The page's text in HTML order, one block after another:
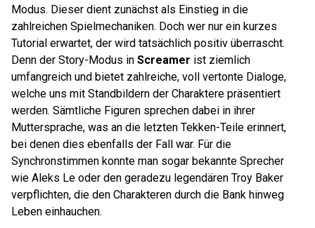
Modus. Dieser dient zunächst als Einstieg in die
zahlreichen Spielmechaniken. Doch wer nur ein kurzes
Tutorial erwartet, der wird tatsächlich positiv überrascht.
Denn der Story-Modus in Screamer ist ziemlich
umfangreich und bietet zahlreiche, voll vertonte Dialoge,
welche uns mit Standbildern der Charaktere präsentiert
werden. Sämtliche Figuren sprechen dabei in ihrer
Muttersprache, was an die letzten Tekken-Teile erinnert,
bei denen dies ebenfalls der Fall war. Für die
Synchronstimmen konnte man sogar bekannte Sprecher
wie Aleks Le oder den geradezu legendären Troy Baker
verpflichten, die den Charakteren durch die Bank hinweg
Leben einhauchen.